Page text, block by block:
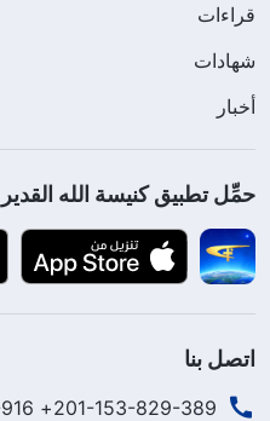
قراءات
شهادات
أخبار
حمِّل تطبيق كنيسة الله القدير
اتصل بنا
201-153-829-389+ 213-551-750-916+